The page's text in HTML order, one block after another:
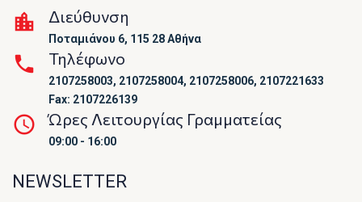
Διεύθυνση
Ποταμιάνου 6, 115 28 Αθήνα
Τηλέφωνο
2107258003, 2107258004, 2107258006, 2107221633
Fax: 2107226139
Ώρες Λειτουργίας Γραμματείας
09:00 - 16:00
NEWSLETTER